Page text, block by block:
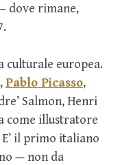
dove rimane,
culturale europea.
,Pablo Picasso,
Salmon, Henri
come illustratore
E’ il primo italiano
— non da